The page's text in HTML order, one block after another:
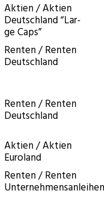
Akti­en / Akti­en
Deutsch­land “Lar­
ge Caps”
Ren­ten / Ren­ten
Deutschland
Ren­ten / Ren­ten
Deutschland
Akti­en / Akti­en
Euroland
Ren­ten / Ren­ten
Unternehmensanleihen